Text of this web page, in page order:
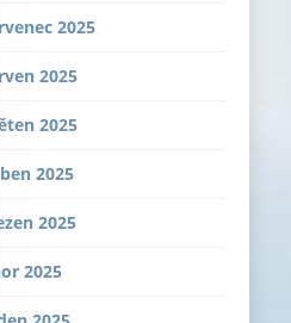
2025
2025
2025
2025
2025
2025